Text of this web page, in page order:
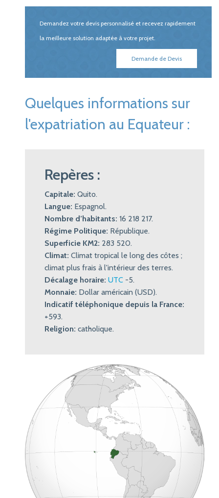
Demandez votre devis personnalisé et recevez rapidement
la meilleure solution adaptée à votre projet.
Demande de Devis
Quelques informations sur
l'expatriation au Equateur :
Repères :
Capitale: Quito.
Langue: Espagnol.
Nombre d’habitants: 16 218 217.
Régime Politique: République.
Superficie KM2: 283 520.
Climat: Climat tropical le long des côtes ;
climat plus frais à l'intérieur des terres.
Décalage horaire: UTC -5.
Monnaie: Dollar américain (USD).
Indicatif téléphonique depuis la France:
+593.
Religion: catholique.